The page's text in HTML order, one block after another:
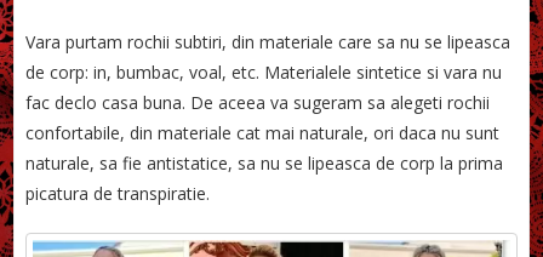
Vara purtam rochii subtiri, din materiale care sa nu se lipeasca
de corp: in, bumbac, voal, etc. Materialele sintetice si vara nu
fac declo casa buna. De aceea va sugeram sa alegeti rochii
confortabile, din materiale cat mai naturale, ori daca nu sunt
naturale, sa fie antistatice, sa nu se lipeasca de corp la prima
picatura de transpiratie.